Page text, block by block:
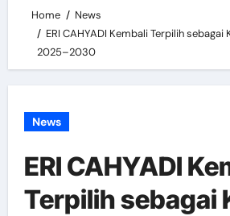
Home
News
ERI CAHYADI Kembali Terpilih sebagai
2025–2030
News
ERI CAHYADI
Terpilih sebagai